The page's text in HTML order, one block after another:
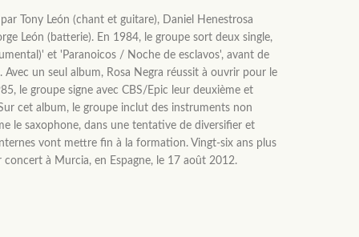
Tony León (chant et guitare), Daniel Henestrosa
León (batterie). En 1984, le groupe sort deux single,
et 'Paranoicos / Noche de esclavos', avant de
un seul album, Rosa Negra réussit à ouvrir pour le
le groupe signe avec CBS/Epic leur deuxième et
cet album, le groupe inclut des instruments non
le saxophone, dans une tentative de diversifier et
vont mettre fin à la formation. Vingt-six ans plus
à Murcia, en Espagne, le 17 août 2012.